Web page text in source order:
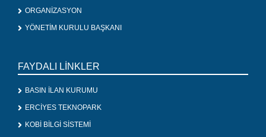
ORGANİZASYON
YÖNETİM KURULU BAŞKANI
FAYDALI LİNKLER
BASIN İLAN KURUMU
ERCİYES TEKNOPARK
KOBİ BİLGİ SİSTEMİ